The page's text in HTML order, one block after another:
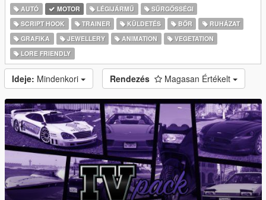
AUTÓ MOTOR LÉGIJÁRMŰ
SŰRGŐSSÉGI
SCRIPT HOOK
TRAINER KÜLDETÉS BŐR
RUHÁZAT
GRAFIKA
JEWELLERY ANIMATION
VEGETATION
LORE FRIENDLY
Ideje: Mindenkori Rendezés Magasan Értékelt